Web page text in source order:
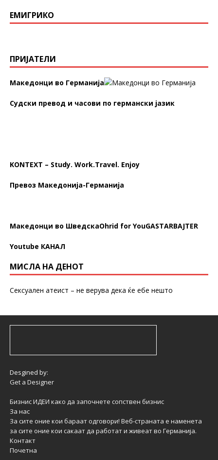
ЕМИГРИКО
ПРИЈАТЕЛИ
Македонци во Германија
Судски превод и часови по германски јазик
KONTEXT – Study. Work.Travel. Enjoy
Превоз Македонија-Германија
Македонци во ШведскаOhrid for YouGASTARBAJTER
Youtube КАНАЛ
МИСЛА НА ДЕНОТ
Сексуален атеист – не верува дека ќе ебе нешто
Desgined by:
Get a Designer
Бизнис ИДЕИ како да започнете сопствен бизнис
За нас
За сите оние кои бараат одговори! Веб-страната е наменета
за сите оние кои сакаат да работат и живеат во Германија.
Контакт
Почетна